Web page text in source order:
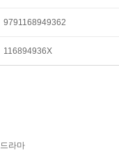
9791168949362
116894936X
드라마